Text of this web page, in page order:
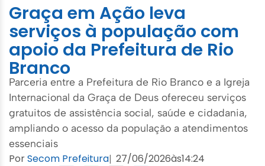
Graça em Ação leva
serviços à população com
apoio da Prefeitura de Rio
Branco
Parceria entre a Prefeitura de Rio Branco e a Igreja
Internacional da Graça de Deus ofereceu serviços
gratuitos de assistência social, saúde e cidadania,
ampliando o acesso da população a atendimentos
essenciais
PorSecom Prefeitura| 27/06/2026às14:24